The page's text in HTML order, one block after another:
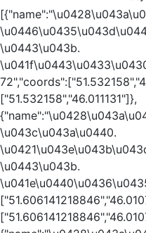
\u0443\u043b.
["51.532158","46.011131"]},
\u043c\u043a\u0440.
\u0443\u043b.